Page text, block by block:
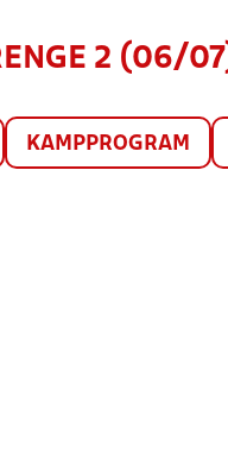
2 (06/
KAMPPROGRAM